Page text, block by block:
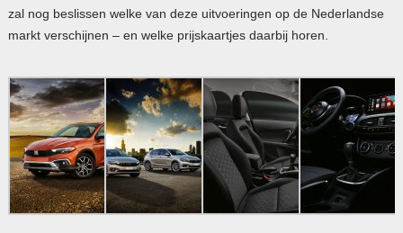
zal nog beslissen welke van deze uitvoeringen op de Nederlandse
markt verschijnen – en welke prijskaartjes daarbij horen.